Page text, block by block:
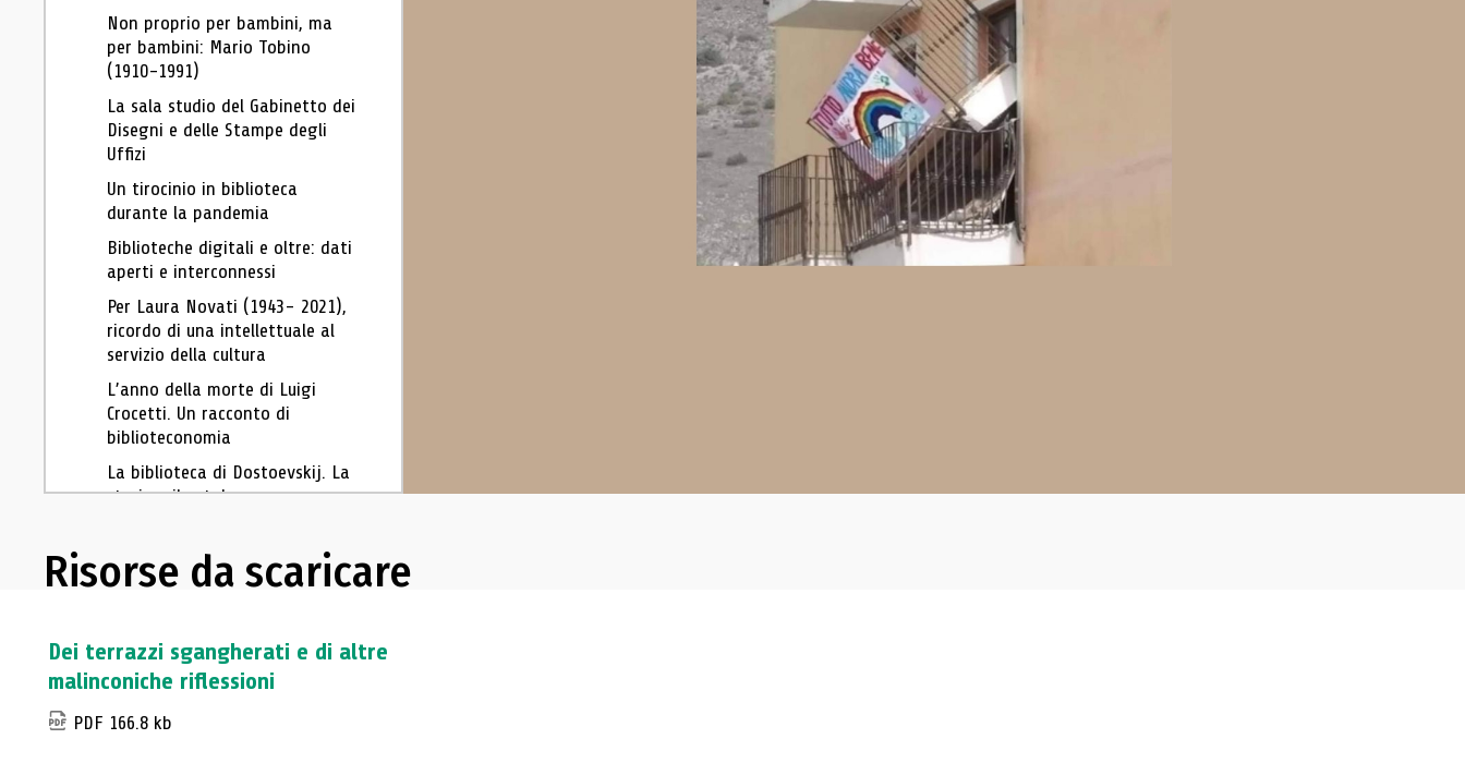
Non proprio per bambini, ma
per bambini: Mario Tobino
(1910-1991)
La sala studio del Gabinetto dei
Disegni e delle Stampe degli
Uffizi
Un tirocinio in biblioteca
durante la pandemia
Biblioteche digitali e oltre: dati
aperti e interconnessi
Per Laura Novati (1943- 2021),
ricordo di una intellettuale al
servizio della cultura
L’anno della morte di Luigi
Crocetti. Un racconto di
biblioteconomia
La biblioteca di Dostoevskij. La
storia e il catalogo
documentale e valorizzazione: il
contesto digitale
aziendale
Dei terrazzi sgangherati e di
Risorse da scaricare
Dei terrazzi sgangherati e di altre
malinconiche riflessioni
PDF 166.8 kb